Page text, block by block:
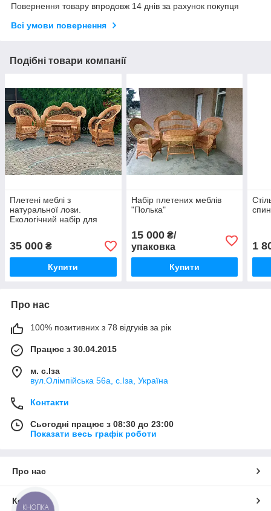
Повернення товару впродовж 14 днів за рахунок покупця
Всі умови повернення
Подібні товари компанії
Плетені меблі з
натуральної лози.
Екологічний набір для
35 000 ₴
Купити
Набір плетених меблів
"Полька"
15 000₴/
упаковка
Купити
1
Про нас
100% позитивних з 78 відгуків за рік
Працює з 30.04.2015
м. с.Іза
вул.Олімпійська 56а, с.Іза, Україна
Контакти
Сьогодні працює з 08:30 до 23:00
Показати весь графік роботи
Про нас
Контакти
КНОПКА